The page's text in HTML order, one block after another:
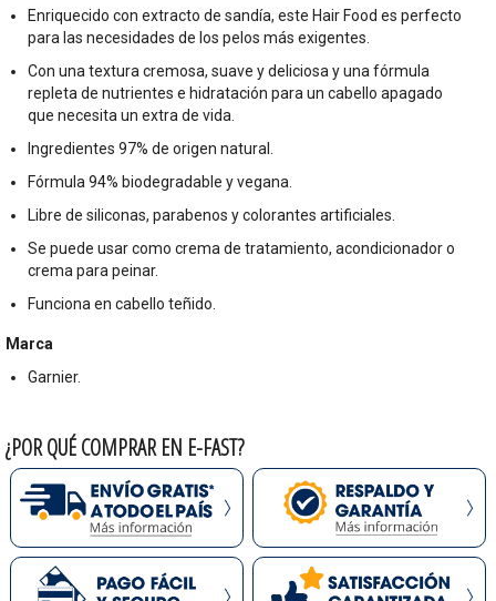
Enriquecido con extracto de sandía, este Hair Food es perfecto
para las necesidades de los pelos más exigentes.
Con una textura cremosa, suave y deliciosa y una fórmula
repleta de nutrientes e hidratación para un cabello apagado
que necesita un extra de vida.
Ingredientes 97% de origen natural.
Fórmula 94% biodegradable y vegana.
Libre de siliconas, parabenos y colorantes artificiales.
Se puede usar como crema de tratamiento, acondicionador o
crema para peinar.
Funciona en cabello teñido.
Marca
Garnier.
¿POR QUÉ COMPRAR EN E-FAST?